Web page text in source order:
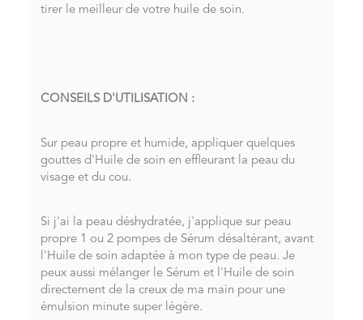
tirer le meilleur de votre huile de soin.
CONSEILS D'UTILISATION :
Sur peau propre et humide, appliquer quelques
gouttes d'Huile de soin en effleurant la peau du
visage et du cou.
Si j'ai la peau déshydratée, j'applique sur peau
propre 1 ou 2 pompes de Sérum désaltérant, avant
l'Huile de soin adaptée à mon type de peau. Je
peux aussi mélanger le Sérum et l'Huile de soin
directement de la creux de ma main pour une
émulsion minute super légère.